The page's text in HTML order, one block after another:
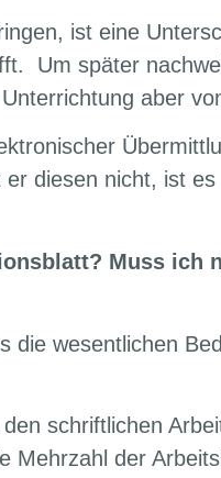
ist eine
Um später
aber
diesen nicht, ist
Muss
die wesentlichen
schriftlichen
der